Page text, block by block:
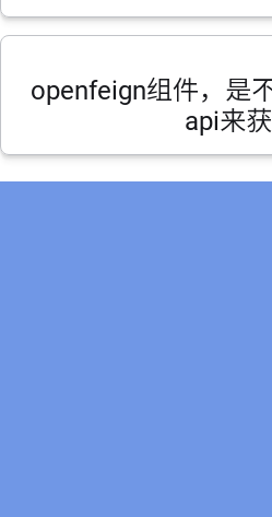
openfeign组件，是
api来